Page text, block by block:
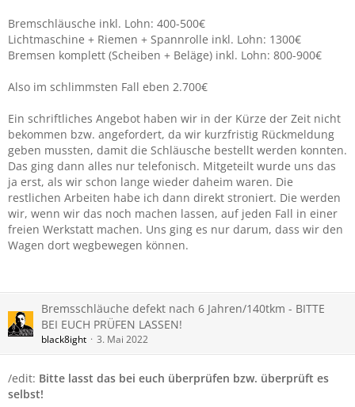
Bremschläusche inkl. Lohn: 400-500€
Lichtmaschine + Riemen + Spannrolle inkl. Lohn: 1300€
Bremsen komplett (Scheiben + Beläge) inkl. Lohn: 800-900€
Also im schlimmsten Fall eben 2.700€
Ein schriftliches Angebot haben wir in der Kürze der Zeit nicht
bekommen bzw. angefordert, da wir kurzfristig Rückmeldung
geben mussten, damit die Schläusche bestellt werden konnten.
Das ging dann alles nur telefonisch. Mitgeteilt wurde uns das
ja erst, als wir schon lange wieder daheim waren. Die
restlichen Arbeiten habe ich dann direkt stroniert. Die werden
wir, wenn wir das noch machen lassen, auf jeden Fall in einer
freien Werkstatt machen. Uns ging es nur darum, dass wir den
Wagen dort wegbewegen können.
Bremsschläuche defekt nach 6 Jahren/140tkm - BITTE
BEI EUCH PRÜFEN LASSEN!
black8ight 3. Mai 2022
/edit: Bitte lasst das bei euch überprüfen bzw. überprüft es
selbst!